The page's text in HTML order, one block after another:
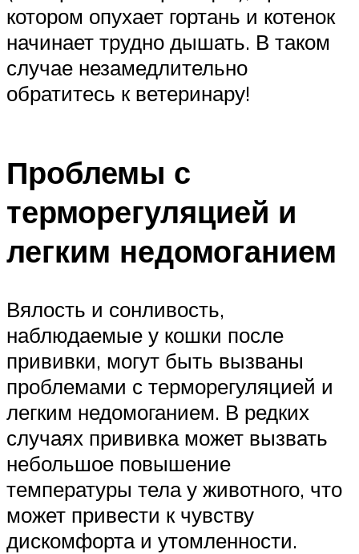
котором опухает гортань и котенок
начинает трудно дышать. В таком
случае незамедлительно
обратитесь к ветеринару!
Проблемы с
терморегуляцией и
легким недомоганием
Вялость и сонливость,
наблюдаемые у кошки после
прививки, могут быть вызваны
проблемами с терморегуляцией и
легким недомоганием. В редких
случаях прививка может вызвать
небольшое повышение
температуры тела у животного, что
может привести к чувству
дискомфорта и утомленности.